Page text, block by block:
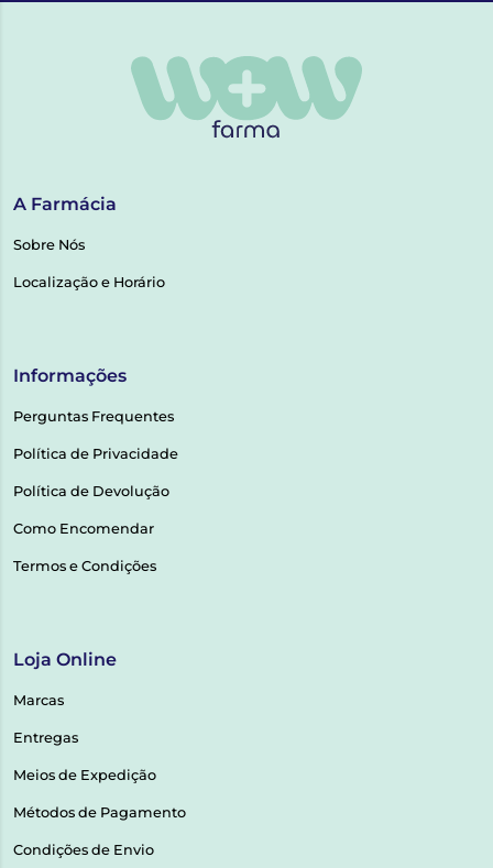
A Farmácia
Sobre Nós
Localização e Horário
Informações
Perguntas Frequentes
Política de Privacidade
Política de Devolução
Como Encomendar
Termos e Condições
Loja Online
Marcas
Entregas
Meios de Expedição
Métodos de Pagamento
Condições de Envio